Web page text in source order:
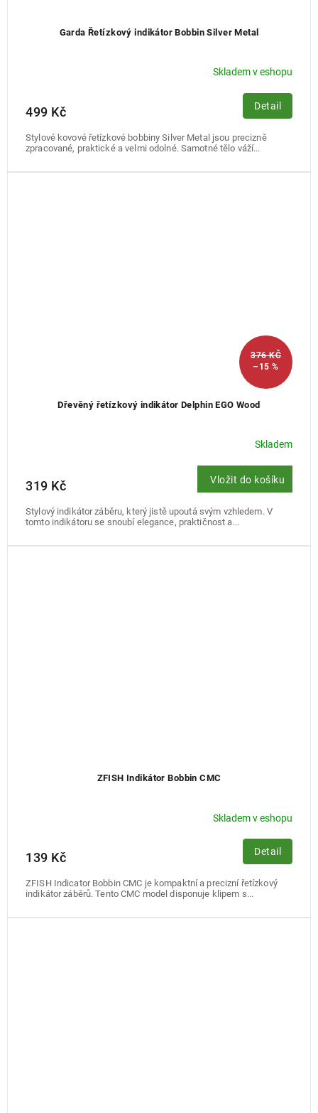
Garda Řetízkový indikátor Bobbin Silver Metal
Skladem v eshopu
499 Kč Detail
Stylové kovové řetízkové bobbiny Silver Metal jsou precizně
zpracované, praktické a velmi odolné. Samotné tělo váží...
376 KČ
–15 %
Dřevěný řetízkový indikátor Delphin EGO Wood
Skladem
319 Kč Vložit do košíku
Stylový indikátor záběru, který jistě upoutá svým vzhledem. V
tomto indikátoru se snoubí elegance, praktičnost a...
ZFISH Indikátor Bobbin CMC
Skladem v eshopu
139 Kč Detail
ZFISH Indicator Bobbin CMC je kompaktní a precizní řetízkový
indikátor záběrů. Tento CMC model disponuje klipem s...